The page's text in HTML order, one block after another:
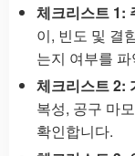
체크리스트 1:
이, 빈도 및 결
는지 여부를
체크리스트 2:
복성, 공구 마
확인합니다.